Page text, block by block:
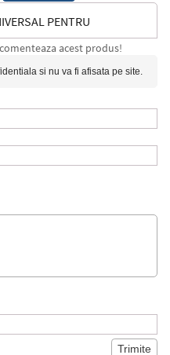
PENTRU
1 L KIEHL
acest produs!
si nu va fi afisata pe site.